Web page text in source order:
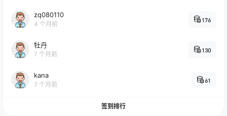
zq080110
4 个月前
176
牡丹
7 个月前
130
kana
7 个月前
61
签到排行